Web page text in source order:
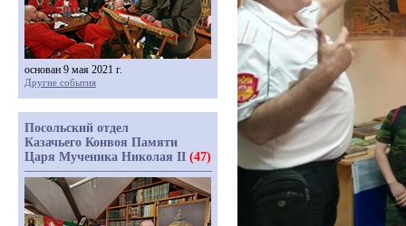
основан 9 мая 2021 г.
Другие события
Посольский отдел
Казачьего Конвоя Памяти
Царя Мученика Николая II (47)